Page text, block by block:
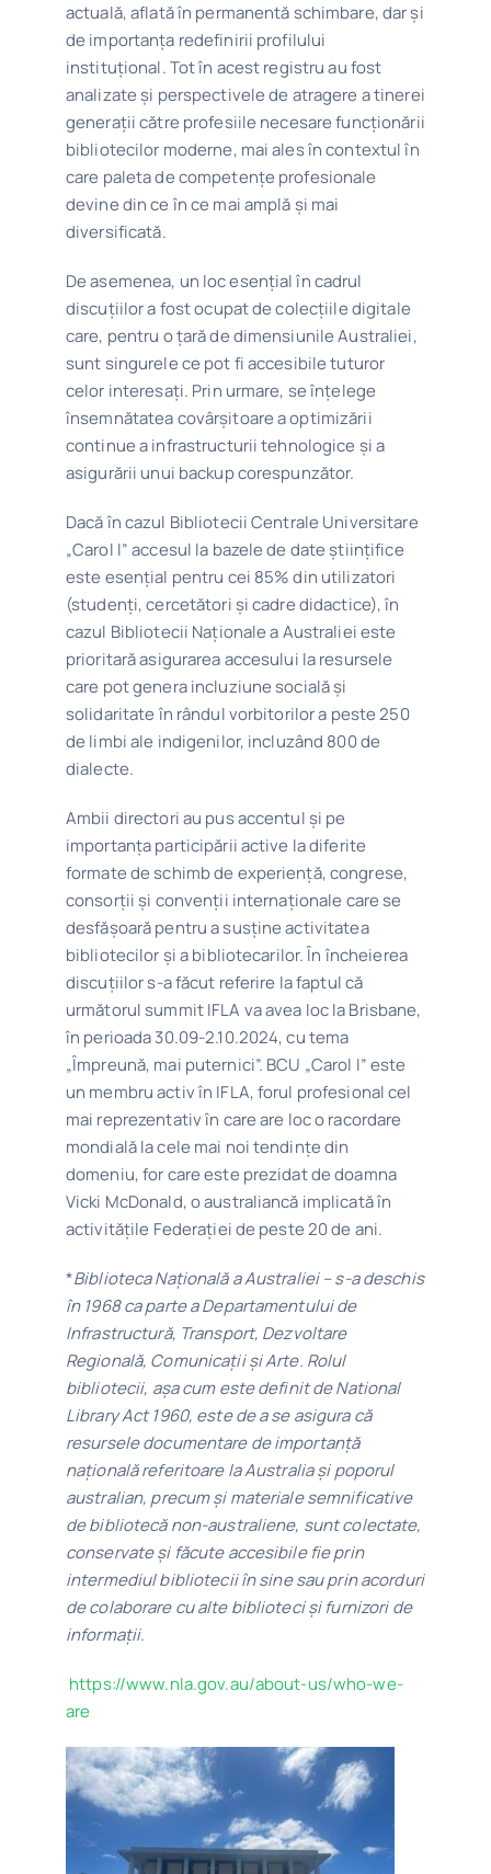
actuală, aflată în permanentă schimbare, dar și
de importanța redefinirii profilului
instituțional. Tot în acest registru au fost
analizate și perspectivele de atragere a tinerei
generații către profesiile necesare funcționării
bibliotecilor moderne, mai ales în contextul în
care paleta de competențe profesionale
devine din ce în ce mai amplă și mai
diversificată.
De asemenea, un loc esențial în cadrul
discuțiilor a fost ocupat de colecțiile digitale
care, pentru o țară de dimensiunile Australiei,
sunt singurele ce pot fi accesibile tuturor
celor interesați. Prin urmare, se înțelege
însemnătatea covârșitoare a optimizării
continue a infrastructurii tehnologice și a
asigurării unui backup corespunzător.
Dacă în cazul Bibliotecii Centrale Universitare
„Carol I” accesul la bazele de date științifice
este esențial pentru cei 85% din utilizatori
(studenți, cercetători și cadre didactice), în
cazul Bibliotecii Naționale a Australiei este
prioritară asigurarea accesului la resursele
care pot genera incluziune socială și
solidaritate în rândul vorbitorilor a peste 250
de limbi ale indigenilor, incluzând 800 de
dialecte.
Ambii directori au pus accentul și pe
importanța participării active la diferite
formate de schimb de experiență, congrese,
consorții și convenții internaționale care se
desfășoară pentru a susține activitatea
bibliotecilor și a bibliotecarilor. În încheierea
discuțiilor s-a făcut referire la faptul că
următorul summit IFLA va avea loc la Brisbane,
în perioada 30.09-2.10.2024, cu tema
„Împreună, mai puternici”. BCU „Carol I” este
un membru activ în IFLA, forul profesional cel
mai reprezentativ în care are loc o racordare
mondială la cele mai noi tendințe din
domeniu, for care este prezidat de doamna
Vicki McDonald, o australiancă implicată în
activitățile Federației de peste 20 de ani.
*Biblioteca Națională a Australiei – s-a deschis
în 1968 caparte a Departamentului de
Infrastructură, Transport, Dezvoltare
Regională, Comunicații și Arte. Rolul
bibliotecii, așa cum este definit de National
Library Act 1960, este de a se asigura că
resursele documentare de importanță
națională referitoare la Australia și poporul
australian, precum și materiale semnificative
de bibliotecă non-australiene, sunt colectate,
conservate și făcute accesibile fie prin
intermediul bibliotecii în sine sau prin acorduri
de colaborare cu alte biblioteci și furnizori de
informații.
https://www.nla.gov.au/about-us/who-we-
are